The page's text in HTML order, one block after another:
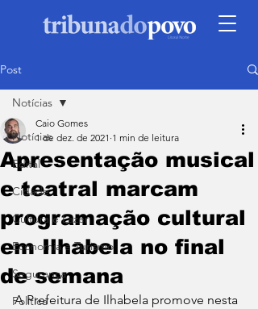
Post
Notícias
Edital
Cidade
Cultura e Lazer
Economia e Turismo
Segurança
Política
Notícias
Apresentação musical
e teatral marcam
programação cultural
em Ilhabela no final
de semana
Caio Gomes
1 de dez. de 2021 1 min de leitura
A Prefeitura de Ilhabela promove nesta